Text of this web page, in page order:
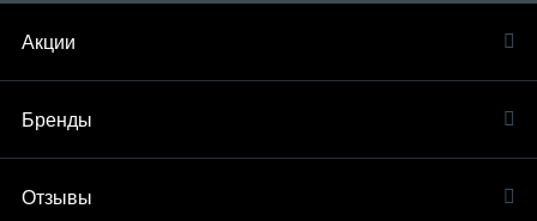
Акции
Бренды
Отзывы